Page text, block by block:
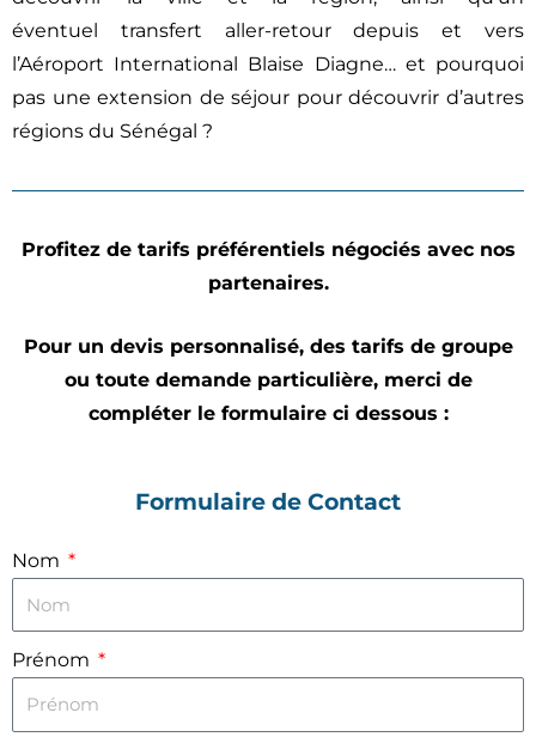
éventuel transfert aller-retour depuis et vers
l’Aéroport International Blaise Diagne… et pourquoi
pas une extension de séjour pour découvrir d’autres
régions du Sénégal ?
Profitez de tarifs préférentiels négociés avec nos
partenaires.
Pour un devis personnalisé, des tarifs de groupe
ou toute demande particulière, merci de
compléter le formulaire ci dessous :
Formulaire de Contact
Nom
Prénom